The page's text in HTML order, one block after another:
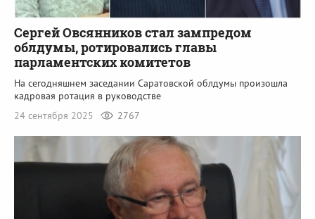
Сергей Овсянников стал зампредом
облдумы, ротировались главы
парламентских комитетов
На сегодняшнем заседании Саратовской облдумы произошла
кадровая ротация в руководстве
24 сентября 2025
2767